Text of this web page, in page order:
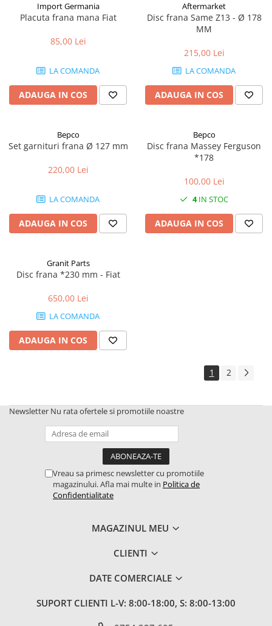
Gunoi Grajd
2.2.1. Administrare Dejectii
2.3. Erbicidare & Irigare
2.3.1 Erbicidare
2.3.2. Irigare
2.4. Utilaje de recoltare
2.4.2. Piese Greble
2.4.3. Prese de Balotat
2.4.4. Combine
2.5.1. Adapatori
2.5.2. Garduri electrice
2.5.4. Accesorii insilozare si
2.6. Incarcatoare frontale
Import Germania
Placuta frana mana Fiat
85,00 Lei
LA COMANDA
ADAUGA IN COS
Aftermarket
Disc frana Same Z13 - Ø 178
MM
215,00 Lei
LA COMANDA
ADAUGA IN COS
Bepco
Set garnituri frana Ø 127 mm
220,00 Lei
LA COMANDA
ADAUGA IN COS
Bepco
Disc frana Massey Ferguson
*178
100,00 Lei
4IN STOC
ADAUGA IN COS
Granit Parts
Disc frana *230 mm - Fiat
650,00 Lei
LA COMANDA
ADAUGA IN COS
1 2
Newsletter Nu rata ofertele si promotiile noastre
Vreau sa primesc newsletter cu promotiile
magazinului. Afla mai multe in Politica de
Confidentialitate
MAGAZINUL MEU
CLIENTI
DATE COMERCIALE
SUPORT CLIENTI L-V: 8:00-18:00, S: 8:00-13:00